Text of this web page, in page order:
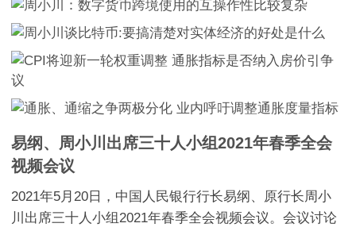
易纲、周小川出席三十人小组2021年春季全会
视频会议
2021年5月20日，中国人民银行行长易纲、原行长周小
川出席三十人小组2021年春季全会视频会议。会议讨论